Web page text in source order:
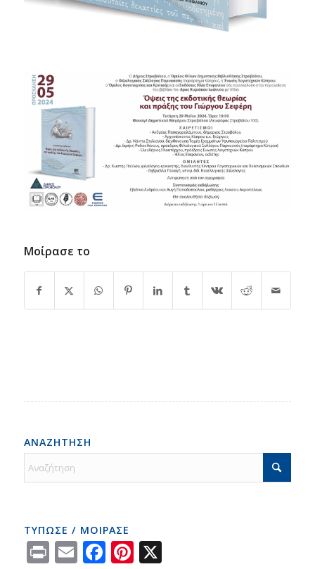
Μοίρασε το
ΑΝΑΖΗΤΗΣΗ
ΤΥΠΩΣΕ / ΜΟΙΡΑΣΕ
PrintEmailFacebook
Pinterest
X